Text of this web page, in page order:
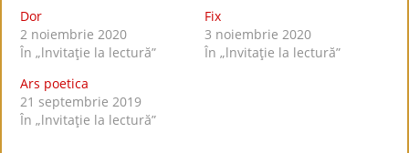
Dor
2 noiembrie 2020
În „lnvitaţie la lectură”
Fix
3 noiembrie 2020
În „lnvitaţie la lectură”
Ars poetica
21 septembrie 2019
În „lnvitaţie la lectură”